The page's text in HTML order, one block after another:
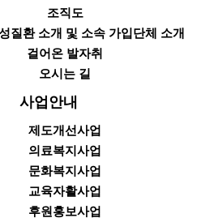
조직도
질환 소개 및 소속 가입단체 소개
걸어온 발자취
오시는 길
사업안내
제도개선사업
의료복지사업
문화복지사업
교육자활사업
후원홍보사업